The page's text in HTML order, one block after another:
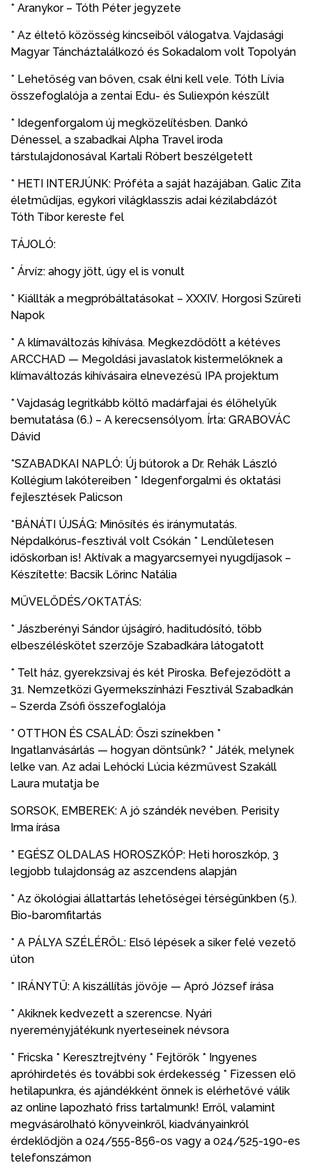
* Aranykor – Tóth Péter jegyzete
* Az éltető közösség kincseiből válogatva. Vajdasági
Magyar Táncháztalálkozó és Sokadalom volt Topolyán
* Lehetőség van bőven, csak élni kell vele. Tóth Lívia
összefoglalója a zentai Edu- és Suliexpón készült
* Idegenforgalom új megközelítésben. Dankó
Dénessel, a szabadkai Alpha Travel iroda
társtulajdonosával Kartali Róbert beszélgetett
* HETI INTERJÚNK: Próféta a saját hazájában. Galic Zita
életműdíjas, egykori világklasszis adai kézilabdázót
Tóth Tibor kereste fel
TÁJOLÓ:
* Árvíz: ahogy jött, úgy el is vonult
* Kiállták a megpróbáltatásokat – XXXIV. Horgosi Szüreti
Napok
* A klímaváltozás kihívása. Megkezdődött a kétéves
ARCCHAD — Megoldási javaslatok kistermelőknek a
klímaváltozás kihívásaira elnevezésű IPA projektum
* Vajdaság legritkább költő madárfajai és élőhelyük
bemutatása (6.) – A kerecsensólyom. Írta: GRABOVÁC
Dávid
*SZABADKAI NAPLÓ: Új bútorok a Dr. Rehák László
Kollégium lakótereiben * Idegenforgalmi és oktatási
fejlesztések Palicson
*BÁNÁTI ÚJSÁG: Minősítés és iránymutatás.
Népdalkórus-fesztivál volt Csókán * Lendületesen
időskorban is! Aktívak a magyarcsernyei nyugdíjasok –
Készítette: Bacsik Lőrinc Natália
MŰVELŐDÉS/OKTATÁS:
* Jászberényi Sándor újságíró, haditudósító, több
elbeszéléskötet szerzője Szabadkára látogatott
* Telt ház, gyerekzsivaj és két Piroska. Befejeződött a
31. Nemzetközi Gyermekszínházi Fesztivál Szabadkán
– Szerda Zsófi összefoglalója
* OTTHON ÉS CSALÁD: Őszi színekben *
Ingatlanvásárlás — hogyan döntsünk? * Játék, melynek
lelke van. Az adai Lehócki Lúcia kézművest Szakáll
Laura mutatja be
SORSOK, EMBEREK: A jó szándék nevében. Perisity
Irma írása
* EGÉSZ OLDALAS HOROSZKÓP: Heti horoszkóp, 3
legjobb tulajdonság az aszcendens alapján
* Az ökológiai állattartás lehetőségei térségünkben (5.).
Bio-baromfitartás
* A PÁLYA SZÉLÉRŐL: Első lépések a siker felé vezető
úton
* IRÁNYTŰ: A kiszállítás jövője — Apró József írása
* Akiknek kedvezett a szerencse. Nyári
nyereményjátékunk nyerteseinek névsora
* Fricska * Keresztrejtvény * Fejtörők * Ingyenes
apróhirdetés és további sok érdekesség * Fizessen elő
hetilapunkra, és ajándékként önnek is elérhetővé válik
az online lapozható friss tartalmunk! Erről, valamint
megvásárolható könyveinkről, kiadványainkról
érdeklődjön a 024/555-856-os vagy a 024/525-190-es
telefonszámon